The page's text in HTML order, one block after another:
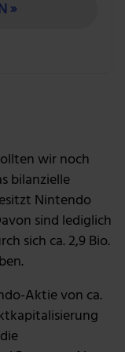
»
wir noch
bilanzielle
Nintendo
sind lediglich
sich ca. 2,9 Bio.
Aktie von ca.